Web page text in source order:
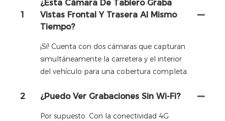
1
¿Esta Cámara De Tablero Graba
Vistas Frontal Y Trasera Al Mismo
Tiempo?
¡Sí! Cuenta con dos cámaras que capturan
simultáneamente la carretera y el interior
del vehículo para una cobertura completa.
2 ¿Puedo Ver Grabaciones Sin Wi-Fi?
Por supuesto. Con la conectividad 4G